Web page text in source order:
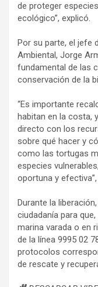
de proteger
ecológico”, explicó.
Por su parte, el jefe
Ambiental, Jorge
fundamental de las
conservación de la
“Es importante
habitan en la costa,
directo con los
sobre qué hacer y
como las tortugas
especies
oportuna y
Durante la
ciudadanía para
marina varada o en
de la línea 9995 02
protocolos
de rescate y